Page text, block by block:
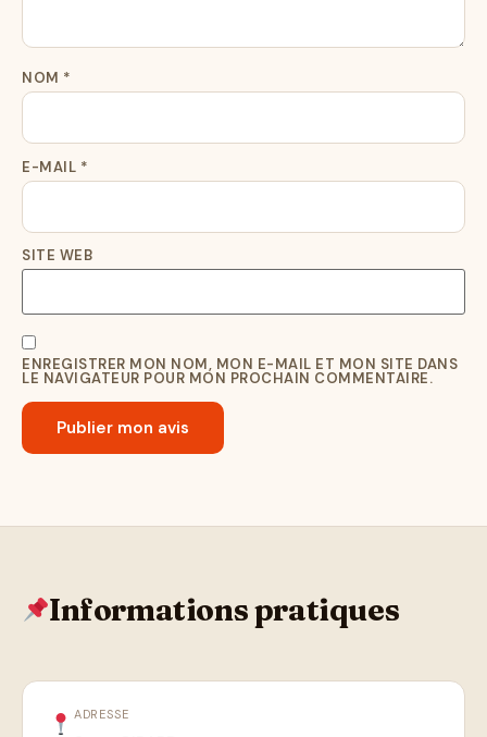
NOM *
E-MAIL *
SITE WEB
ENREGISTRER MON NOM, MON E-MAIL ET MON SITE DANS
LE NAVIGATEUR POUR MON PROCHAIN COMMENTAIRE.
Informations pratiques
ADRESSE